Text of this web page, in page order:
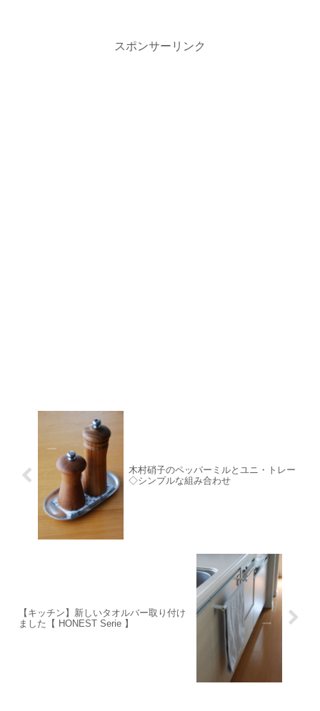
スポンサーリンク
木村硝子のペッパーミルとユニ・トレー
◇シンプルな組み合わせ
【キッチン】新しいタオルバー取り付け
ました【 HONEST Serie 】